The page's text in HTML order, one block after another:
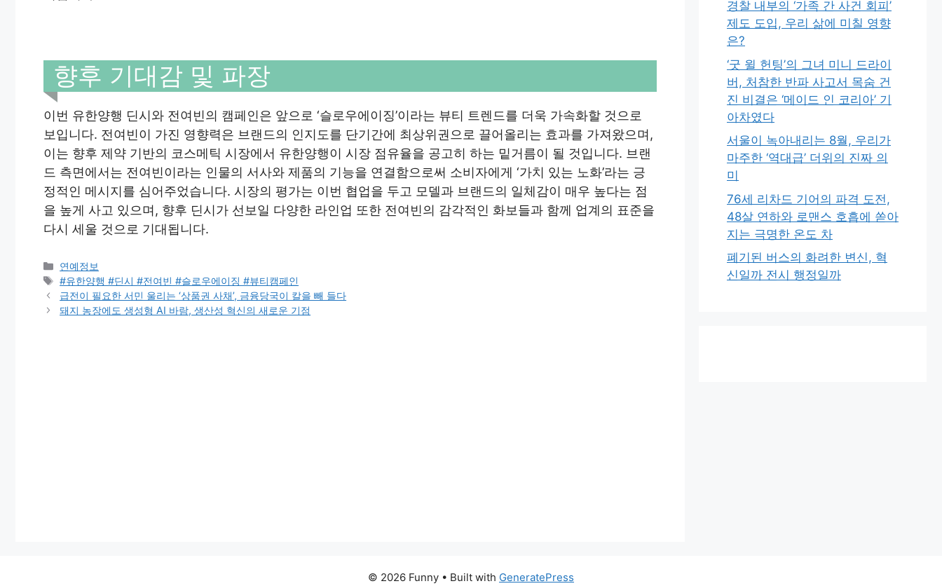
향후 기대감 및 파장
이번 유한양행 딘시와 전여빈의 캠페인은 앞으로 ‘슬로우에이징’이라는 뷰티 트렌드를 더욱 가속화할 것으로
보입니다. 전여빈이 가진 영향력은 브랜드의 인지도를 단기간에 최상위권으로 끌어올리는 효과를 가져왔으며,
이는 향후 제약 기반의 코스메틱 시장에서 유한양행이 시장 점유율을 공고히 하는 밑거름이 될 것입니다. 브랜
드 측면에서는 전여빈이라는 인물의 서사와 제품의 기능을 연결함으로써 소비자에게 ‘가치 있는 노화’라는 긍
정적인 메시지를 심어주었습니다. 시장의 평가는 이번 협업을 두고 모델과 브랜드의 일체감이 매우 높다는 점
을 높게 사고 있으며, 향후 딘시가 선보일 다양한 라인업 또한 전여빈의 감각적인 화보들과 함께 업계의 표준을
다시 세울 것으로 기대됩니다.
Categories
연예정보
Tags
#유한양행 #딘시 #전여빈 #슬로우에이징 #뷰티캠페인
급전이 필요한 서민 울리는 ‘상품권 사채’, 금융당국이 칼을 빼 들다
돼지 농장에도 생성형 AI 바람, 생산성 혁신의 새로운 기점
경찰 내부의 ‘가족 간 사건 회피’
제도 도입, 우리 삶에 미칠 영향
은?
‘굿 윌 헌팅’의 그녀 미니 드라이
버, 처참한 반파 사고서 목숨 건
진 비결은 ‘메이드 인 코리아’ 기
아차였다
서울이 녹아내리는 8월, 우리가
마주한 ‘역대급’ 더위의 진짜 의
미
76세 리차드 기어의 파격 도전,
48살 연하와 로맨스 호흡에 쏟아
지는 극명한 온도 차
폐기된 버스의 화려한 변신, 혁
신일까 전시 행정일까
© 2026 Funny • Built with GeneratePress